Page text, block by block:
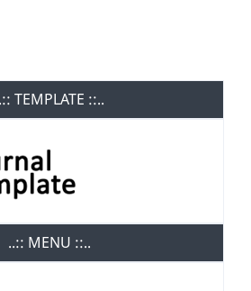
TEMPLATE ::..
..:: MENU ::..